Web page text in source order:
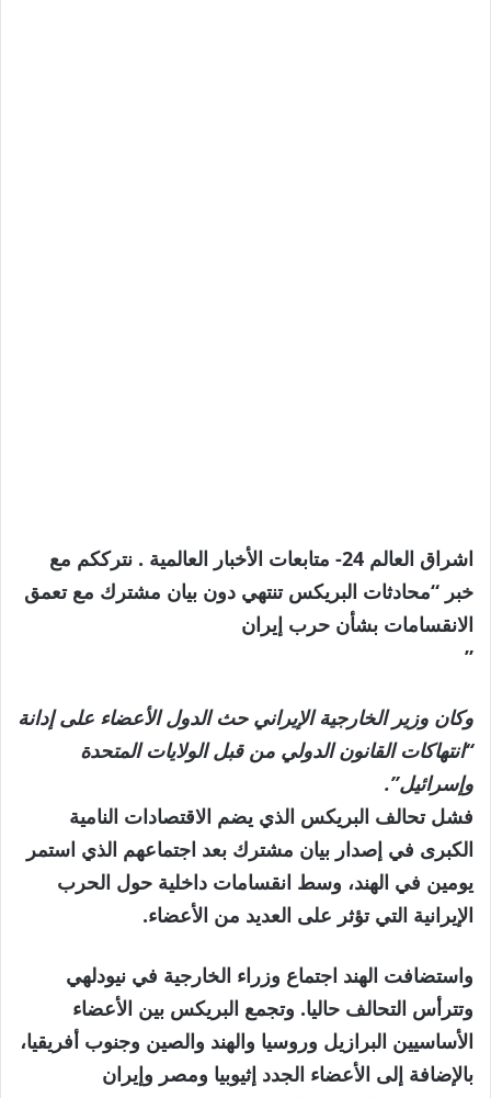
اشراق العالم 24- متابعات الأخبار العالمية . نترككم مع
خبر “محادثات البريكس تنتهي دون بيان مشترك مع تعمق
الانقسامات بشأن حرب إيران
”
وكان وزير الخارجية الإيراني حث الدول الأعضاء على إدانة
“انتهاكات القانون الدولي من قبل الولايات المتحدة
وإسرائيل”.
فشل تحالف البريكس الذي يضم الاقتصادات النامية
الكبرى في إصدار بيان مشترك بعد اجتماعهم الذي استمر
يومين في الهند، وسط انقسامات داخلية حول الحرب
الإيرانية التي تؤثر على العديد من الأعضاء.
واستضافت الهند اجتماع وزراء الخارجية في نيودلهي
وتترأس التحالف حاليا. وتجمع البريكس بين الأعضاء
الأساسيين البرازيل وروسيا والهند والصين وجنوب أفريقيا،
بالإضافة إلى الأعضاء الجدد إثيوبيا ومصر وإيران